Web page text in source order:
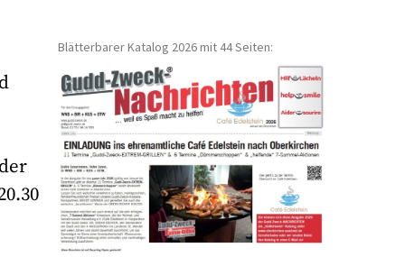
Blätterbarer Katalog 2026 mit 44 Seiten: